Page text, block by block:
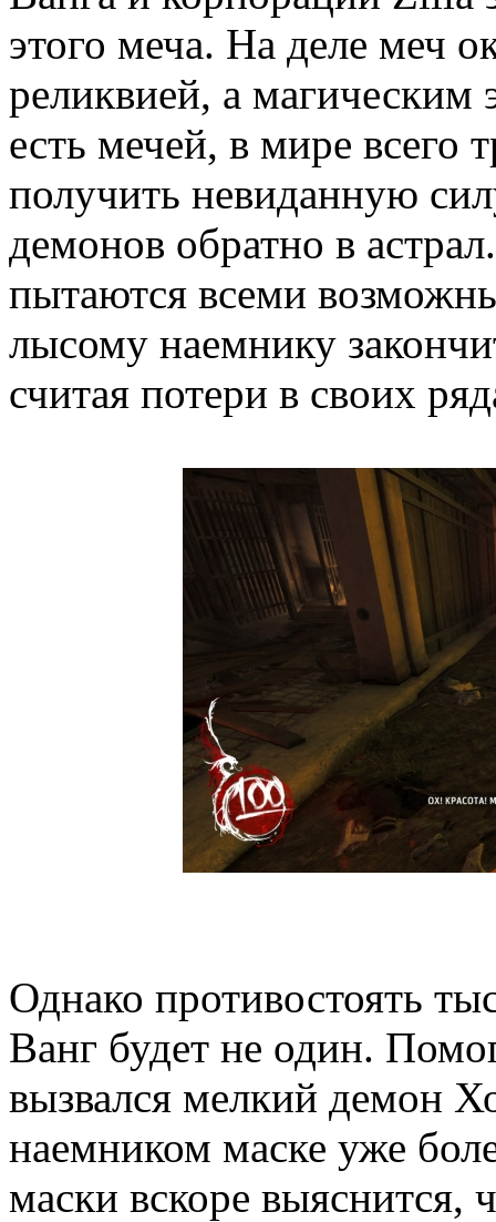
этого меча. На деле меч
реликвией, а магическим
есть мечей, в мире
получить невиданную
демонов обратно в
пытаются всеми
лысому наемнику
считая потери в своих
Однако противостоять
Ванг будет не один.
вызвался мелкий демон
наемником маске уже
маски вскоре выяснится,